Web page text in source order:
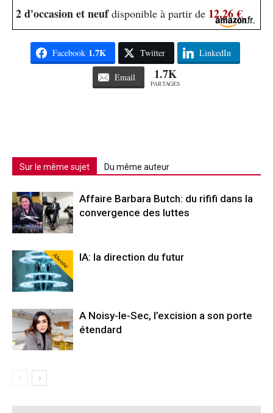
2 d'occasion et neufdisponible à partir de 12,26 €
Facebook 1.7K Twitter LinkedIn
Email 1.7K
PARTAGES
Sur le même sujet Du même auteur
Affaire Barbara Butch: du rififi dans la
convergence des luttes
Abonné IA: la direction du futur
A Noisy-le-Sec, l’excision a son porte
étendard